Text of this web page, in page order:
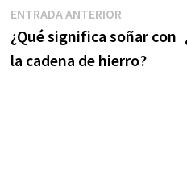
Navegación
de
ENTRADA ANTERIOREntrada
anterior:
¿Qué significa soñar con
la cadena de hierro?